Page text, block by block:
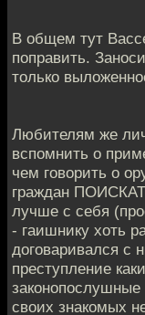
В общем тут
поправить.
только
Любителям же
вспомнить о
чем говорить о
граждан
лучше с себя
- гаишнику хоть
договаривался с
преступление
своих знакомых